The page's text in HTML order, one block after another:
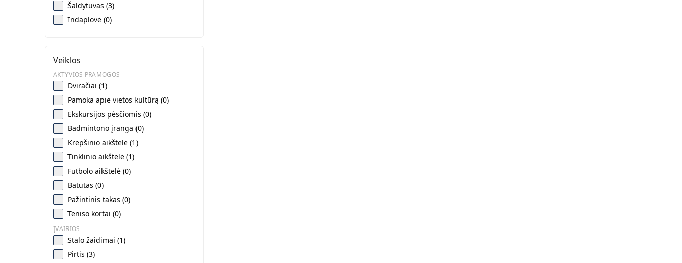
Šaldytuvas (3)
Indaplovė (0)
Veiklos
AKTYVIOS PRAMOGOS
Dviračiai (1)
Pamoka apie vietos kultūrą (0)
Ekskursijos pėsčiomis (0)
Badmintono įranga (0)
Krepšinio aikštelė (1)
Tinklinio aikštelė (1)
Futbolo aikštelė (0)
Batutas (0)
Pažintinis takas (0)
Teniso kortai (0)
ĮVAIRIOS
Stalo žaidimai (1)
Pirtis (3)